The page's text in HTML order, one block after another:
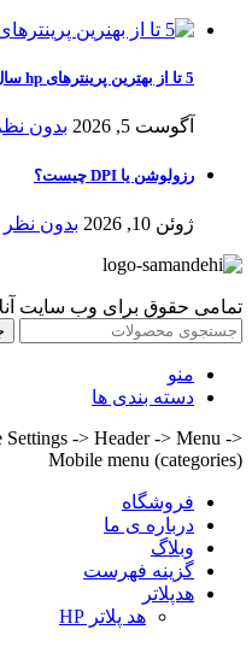
5 تا از بهترین پرینترهای hp سال 2026
آگوست 5, 2026 بدون نظر
رزولوشن یا DPI چیست؟
ژوئن 10, 2026 بدون نظر
تمامی حقوق برای وب سایت
منو
دسته بندی ها
Settings -> Header -> Menu ->
Mobile menu (categories)
فروشگاه
درباره ی ما
وبلاگ
گزینه فهرست
هدپلاتر
هد پلاتر HP